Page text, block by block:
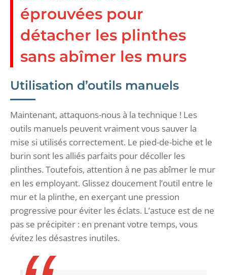
éprouvées pour
détacher les plinthes
sans abîmer les murs
Utilisation d’outils manuels
Maintenant, attaquons-nous à la technique ! Les
outils manuels peuvent vraiment vous sauver la
mise si utilisés correctement. Le pied-de-biche et le
burin sont les alliés parfaits pour décoller les
plinthes. Toutefois, attention à ne pas abîmer le mur
en les employant. Glissez doucement l’outil entre le
mur et la plinthe, en exerçant une pression
progressive pour éviter les éclats. L’astuce est de ne
pas se précipiter : en prenant votre temps, vous
évitez les désastres inutiles.